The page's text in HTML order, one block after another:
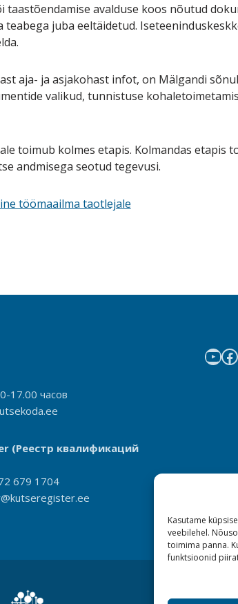
Kasutame
veebilehel.
toimima panna.
funktsioonid
avalduse koos nõutud
juba eeltäidetud.
aja- ja asjakohast infot, on Mälgandi
valikud, tunnistuse
toimub kolmes etapis. Kolmandas etapis
andmisega seotud tegevusi.
töömaailma taotlejale
17.00 часов
(Реестр квалификаций
679 1704